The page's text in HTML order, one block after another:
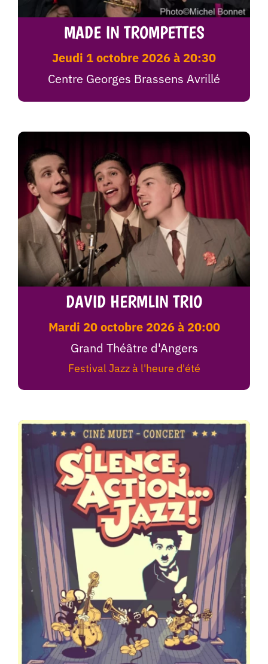
MADE IN TROMPETTES
jeudi 1 octobre 2026 à 20:30
Centre Georges Brassens Avrillé
DAVID HERMLIN TRIO
mardi 20 octobre 2026 à 20:00
Grand Théâtre d'Angers
Festival Jazz à l'heure d'été